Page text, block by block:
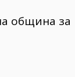
община за